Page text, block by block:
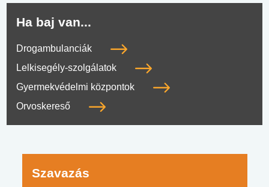
Ha baj van...
Drogambulanciák
Lelkisegély-szolgálatok
Gyermekvédelmi központok
Orvoskereső
Szavazás